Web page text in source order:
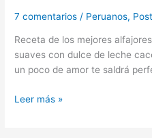
7 comentarios / Peruanos,
Receta de los mejores
suaves con dulce de leche
un poco de amor te saldrá
Leer más »